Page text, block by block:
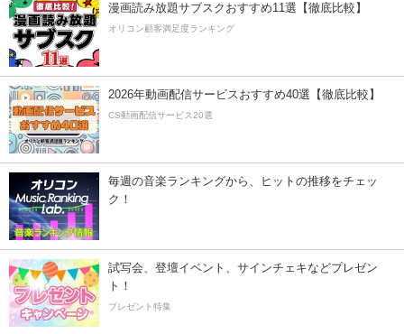
漫画読み放題サブスクおすすめ11選【徹底比較】
オリコン顧客満足度ランキング
2026年動画配信サービスおすすめ40選【徹底比較】
CS動画配信サービス20選
毎週の音楽ランキングから、ヒットの推移をチェッ
ク！
試写会、登壇イベント、サインチェキなどプレゼン
ト！
プレゼント特集